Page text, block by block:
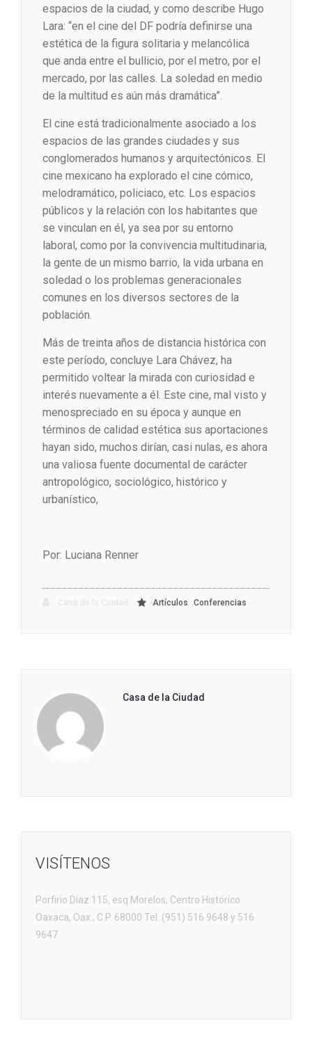
espacios de la ciudad, y como describe Hugo
Lara: “en el cine del DF podría definirse una
estética de la figura solitaria y melancólica
que anda entre el bullicio, por el metro, por el
mercado, por las calles. La soledad en medio
de la multitud es aún más dramática”.
El cine está tradicionalmente asociado a los
espacios de las grandes ciudades y sus
conglomerados humanos y arquitectónicos. El
cine mexicano ha explorado el cine cómico,
melodramático, policiaco, etc. Los espacios
públicos y la relación con los habitantes que
se vinculan en él, ya sea por su entorno
laboral, como por la convivencia multitudinaria,
la gente de un mismo barrio, la vida urbana en
soledad o los problemas generacionales
comunes en los diversos sectores de la
población.
Más de treinta años de distancia histórica con
este período, concluye Lara Chávez, ha
permitido voltear la mirada con curiosidad e
interés nuevamente a él. Este cine, mal visto y
menospreciado en su época y aunque en
términos de calidad estética sus aportaciones
hayan sido, muchos dirían, casi nulas, es ahora
una valiosa fuente documental de carácter
antropológico, sociológico, histórico y
urbanístico,
Por: Luciana Renner
Artículos Conferencias
Casa de la Ciudad
VISÍTENOS
Porfirio Díaz 115, esq Morelos, Centro Histórico
Oaxaca, Oax., C.P. 68000 Tel. (951) 516 9648 y 516
9647